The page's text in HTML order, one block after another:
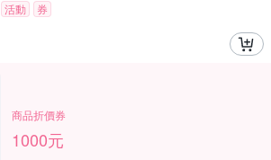
活動 券
商品折價券
1000元